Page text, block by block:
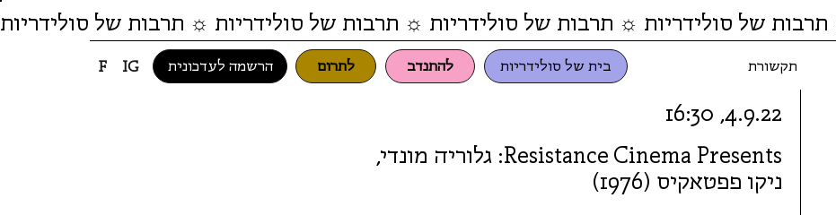
בית של סולידריות להתנדב לתרום תקשורת F IG הרשמה לעדכונית
של סולידריות ☼ תרבות של סולידריות ☼ תרבות של סולידריות ☼ תרבות של סולידריות
Resistance Cinema Presents: גלוריה מונדי,
ניקו פפטאקיס (1976)
4.9.22, 16:30